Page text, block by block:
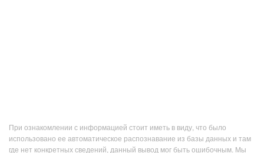
При ознакомлении с информацией стоит иметь в виду, что было
использовано ее автоматическое распознавание из базы данных и там
где нет конкретных сведений, данный вывод мог быть ошибочным. Мы